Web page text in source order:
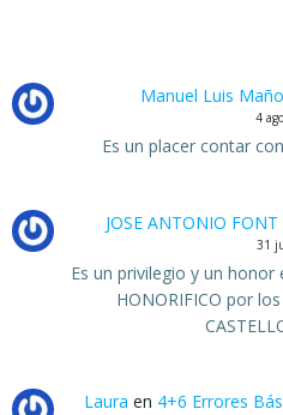
Manuel Luis Maño
4
Es un placer contar
JOSE ANTONIO FONT
31
Es un privilegio y un
HONORIFICO por
Laura en 4+6 Errores